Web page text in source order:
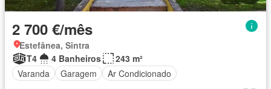
2 700 €/mês
Estefânea, Sintra
T4
4 Banheiros
243 m²
Varanda
Garagem Ar Condicionado